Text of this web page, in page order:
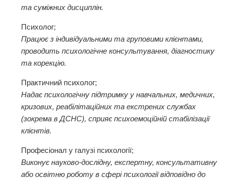
та суміжних дисциплін.
Психолог;
Працює з індивідуальними та груповими клієнтами,
проводить психологічне консультування, діагностику
та корекцію.
Практичний психолог;
Надає психологічну підтримку у навчальних, медичних,
кризових, реабілітаційних та екстрених службах
(зокрема в ДСНС), сприяє психоемоційній стабілізації
клієнтів.
Професіонал у галузі психології;
Виконує науково-дослідну, експертну, консультативну
або освітню роботу в сфері психології відповідно до